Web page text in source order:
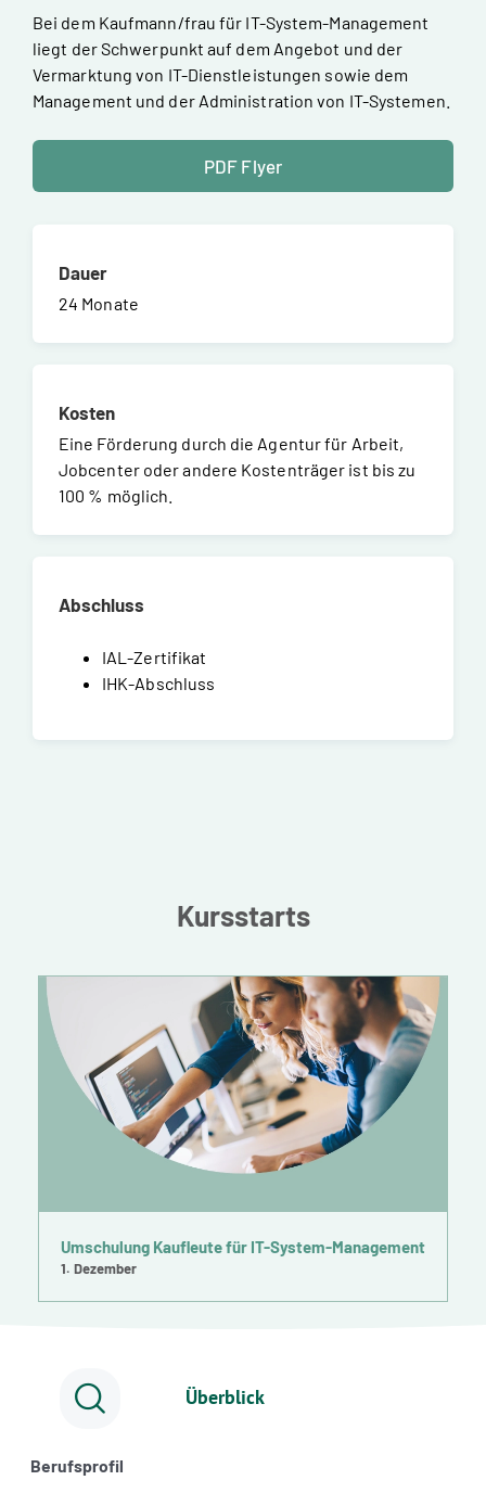
Bei dem Kaufmann/frau für IT-System-Management
liegt der Schwerpunkt auf dem Angebot und der
Vermarktung von IT-Dienstleistungen sowie dem
Management und der Administration von IT-Systemen.
PDF Flyer
Dauer
24 Monate
Kosten
Eine Förderung durch die Agentur für Arbeit,
Jobcenter oder andere Kostenträger ist bis zu
100 % möglich.
Abschluss
IAL-Zertifikat
IHK-Abschluss
Kursstarts
Umschulung Kaufleute für IT-System-Management
1. Dezember
Überblick
Berufsprofil